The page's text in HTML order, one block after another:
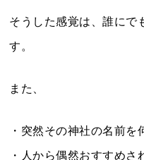
そうした感覚は、誰にで
す。
また、
・突然その神社の名前を
・人から偶然おすすめさ